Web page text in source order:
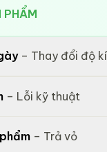
PHẨM
– Thay đổi độ
– Lỗi kỹ thuật
– Trả vỏ